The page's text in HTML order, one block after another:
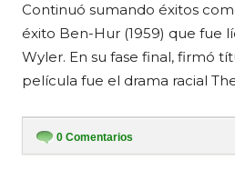
Continuó sumando éxitos
éxito Ben-Hur (1959) que fue
Wyler. En su fase final, firmó
película fue el drama racial
0 Comentarios